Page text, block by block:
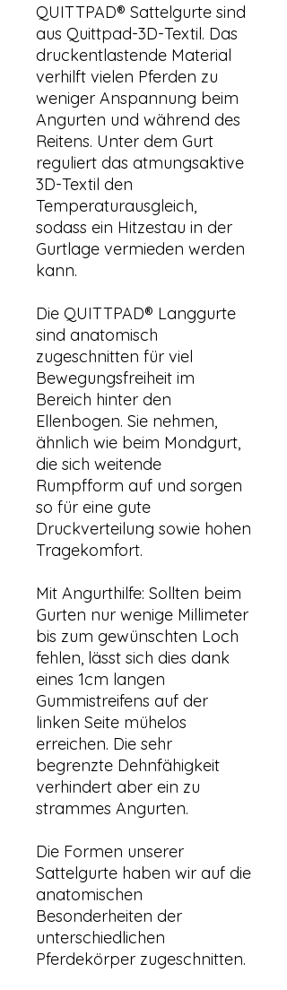
QUITTPAD® Sattelgurte sind
aus Quittpad-3D-Textil. Das
druckentlastende Material
verhilft vielen Pferden zu
weniger Anspannung beim
Angurten und während des
Reitens. Unter dem Gurt
reguliert das atmungsaktive
3D-Textil den
Temperaturausgleich,
sodass ein Hitzestau in der
Gurtlage vermieden werden
kann.
Die QUITTPAD® Langgurte
sind anatomisch
zugeschnitten für viel
Bewegungsfreiheit im
Bereich hinter den
Ellenbogen. Sie nehmen,
ähnlich wie beim Mondgurt,
die sich weitende
Rumpfform auf und sorgen
so für eine gute
Druckverteilung sowie hohen
Tragekomfort.
Mit Angurthilfe: Sollten beim
Gurten nur wenige Millimeter
bis zum gewünschten Loch
fehlen, lässt sich dies dank
eines 1cm langen
Gummistreifens auf der
linken Seite mühelos
erreichen. Die sehr
begrenzte Dehnfähigkeit
verhindert aber ein zu
strammes Angurten.
Die Formen unserer
Sattelgurte haben wir auf die
anatomischen
Besonderheiten der
unterschiedlichen
Pferdekörper zugeschnitten.